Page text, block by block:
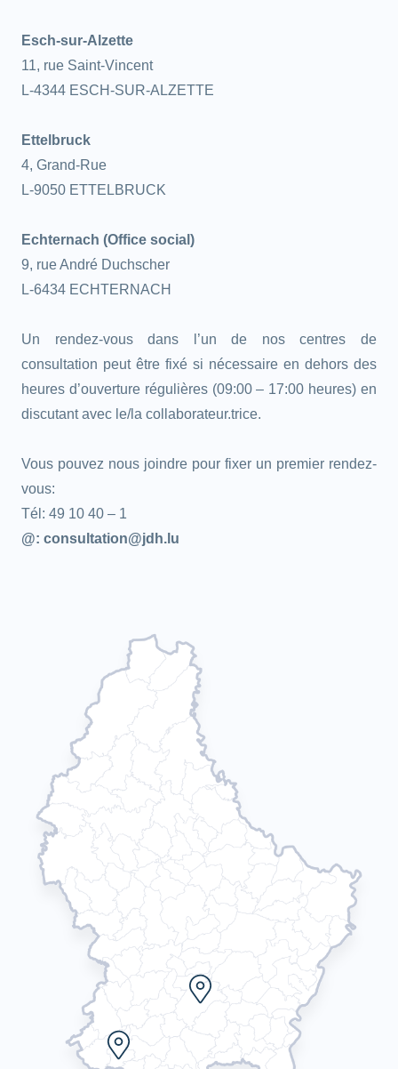
Esch-sur-Alzette
11, rue Saint-Vincent
L-4344 ESCH-SUR-ALZETTE
Ettelbruck
4, Grand-Rue
L-9050 ETTELBRUCK
Echternach (Office social)
9, rue André Duchscher
L-6434 ECHTERNACH
Un rendez-vous dans l’un de nos centres de
consultation peut être fixé si nécessaire en dehors des
heures d’ouverture régulières (09:00 – 17:00 heures) en
discutant avec le/la collaborateur.trice.
Vous pouvez nous joindre pour fixer un premier rendez-
vous:
Tél: 49 10 40 – 1
@: consultation@jdh.lu